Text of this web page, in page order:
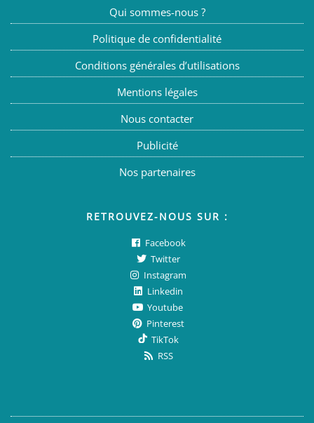
Qui sommes-nous ?
Politique de confidentialité
Conditions générales d’utilisations
Mentions légales
Nous contacter
Publicité
Nos partenaires
RETROUVEZ-NOUS SUR :
Facebook
Twitter
Instagram
Linkedin
Youtube
Pinterest
TikTok
RSS